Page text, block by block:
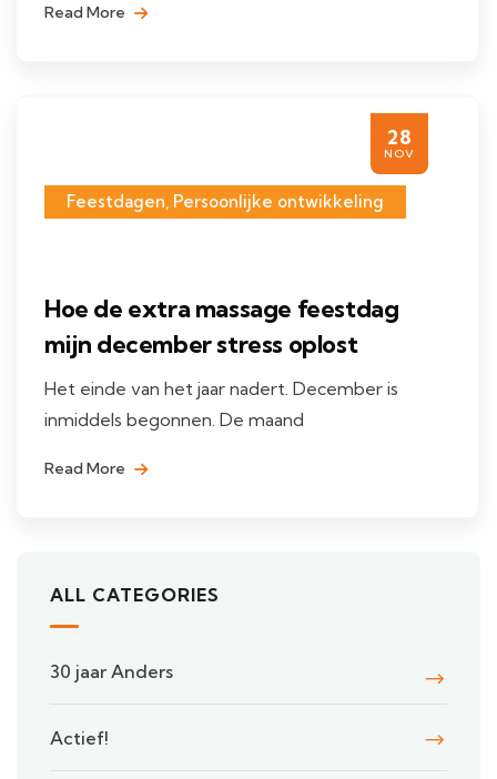
Read More
28
NOV
Feestdagen, Persoonlijke ontwikkeling
Hoe de extra massage feestdag
mijn december stress oplost
Het einde van het jaar nadert. December is
inmiddels begonnen. De maand
Read More
ALL CATEGORIES
30 jaar Anders
Actief!